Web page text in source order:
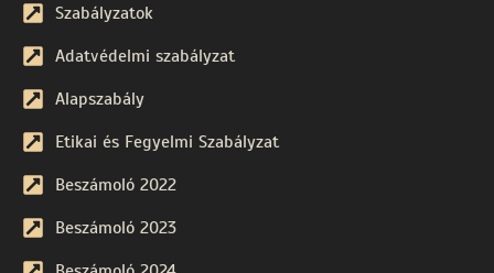
Szabályzatok
Adatvédelmi szabályzat
Alapszabály
Etikai és Fegyelmi Szabályzat
Beszámoló 2022
Beszámoló 2023